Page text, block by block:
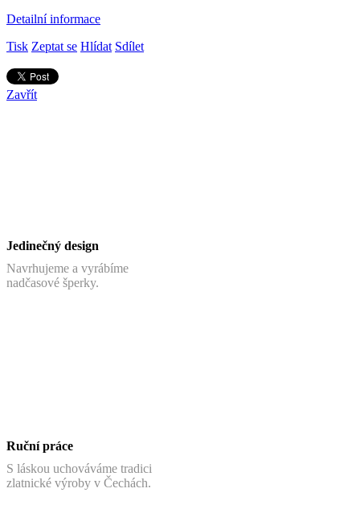
Detailní informace
Tisk Zeptat se Hlídat Sdílet
Zavřít
Jedinečný design
Navrhujeme a vyrábíme
nadčasové šperky.
Ruční práce
S láskou uchováváme tradici
zlatnické výroby v Čechách.